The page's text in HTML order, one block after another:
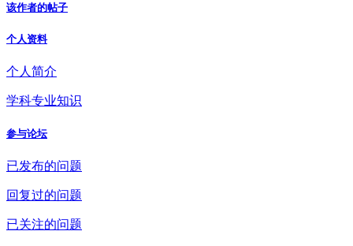
该作者的帖子
个人资料
个人简介
学科专业知识
参与论坛
已发布的问题
回复过的问题
已关注的问题